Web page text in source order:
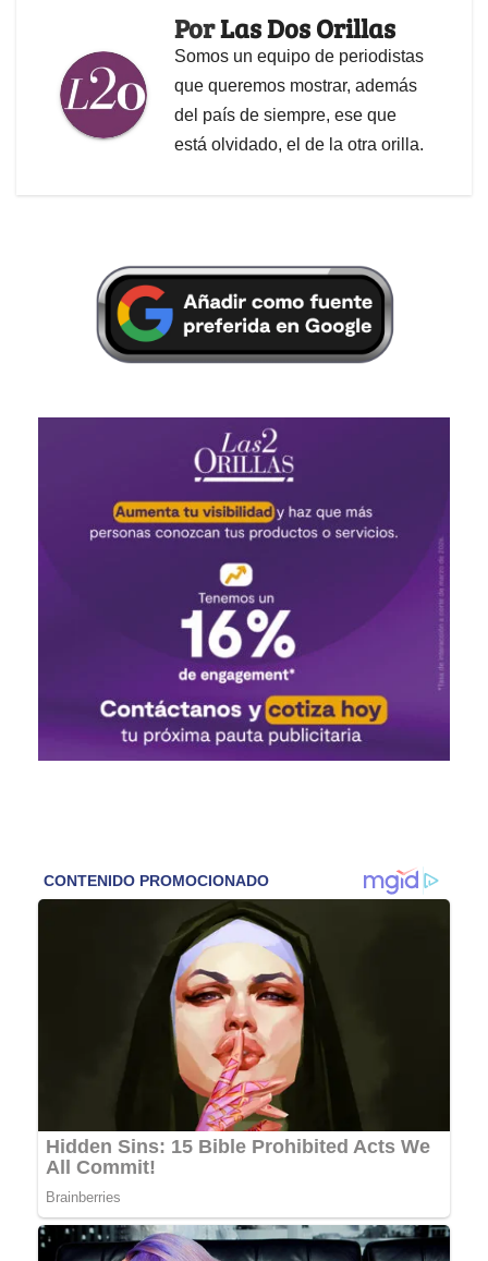
PorLas Dos Orillas
Somos un equipo de periodistas
que queremos mostrar, además
del país de siempre, ese que
está olvidado, el de la otra orilla.